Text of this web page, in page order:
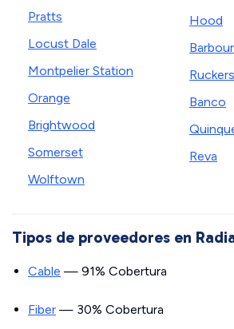
Pratts
Locust Dale
Montpelier Station
Orange
Brightwood
Somerset
Wolftown
Hood
Banco
Reva
Tipos de proveedores en
Cable — 91% Cobertura
Fiber — 30% Cobertura